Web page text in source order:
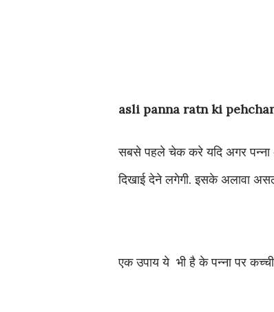
asli panna ratn ki
सबसे पहले चेक करे यदि अगर पन्ना
दिखाई देने लगेगी. इसके अलावा
एक उपाय ये भी है के पन्ना पर